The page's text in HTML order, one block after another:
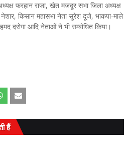
फरहान राजा, खेत मजदूर सभा जिला अध्यक्ष
किसान महासभा नेता सुरेश दूजे, भाकपा-माले
दरोगा आदि नेताओं ने भी सम्बोधित किया।
हैं